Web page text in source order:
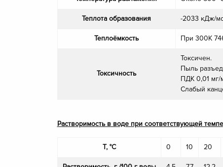
Теплота образования -2033 кДж/
Теплоёмкость При 300K
Токсичность
Токсичен.
Пыль
ПДК 0,01 мг/
Слабый
Растворимость в воде при соответствующей
T, °C 0 10 20